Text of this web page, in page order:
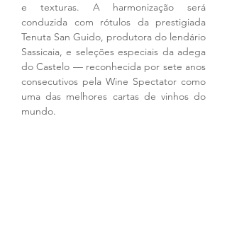
e texturas. A harmonização será
conduzida com rótulos da prestigiada
Tenuta San Guido, produtora do lendário
Sassicaia, e seleções especiais da adega
do Castelo — reconhecida por sete anos
consecutivos pela Wine Spectator como
uma das melhores cartas de vinhos do
mundo.